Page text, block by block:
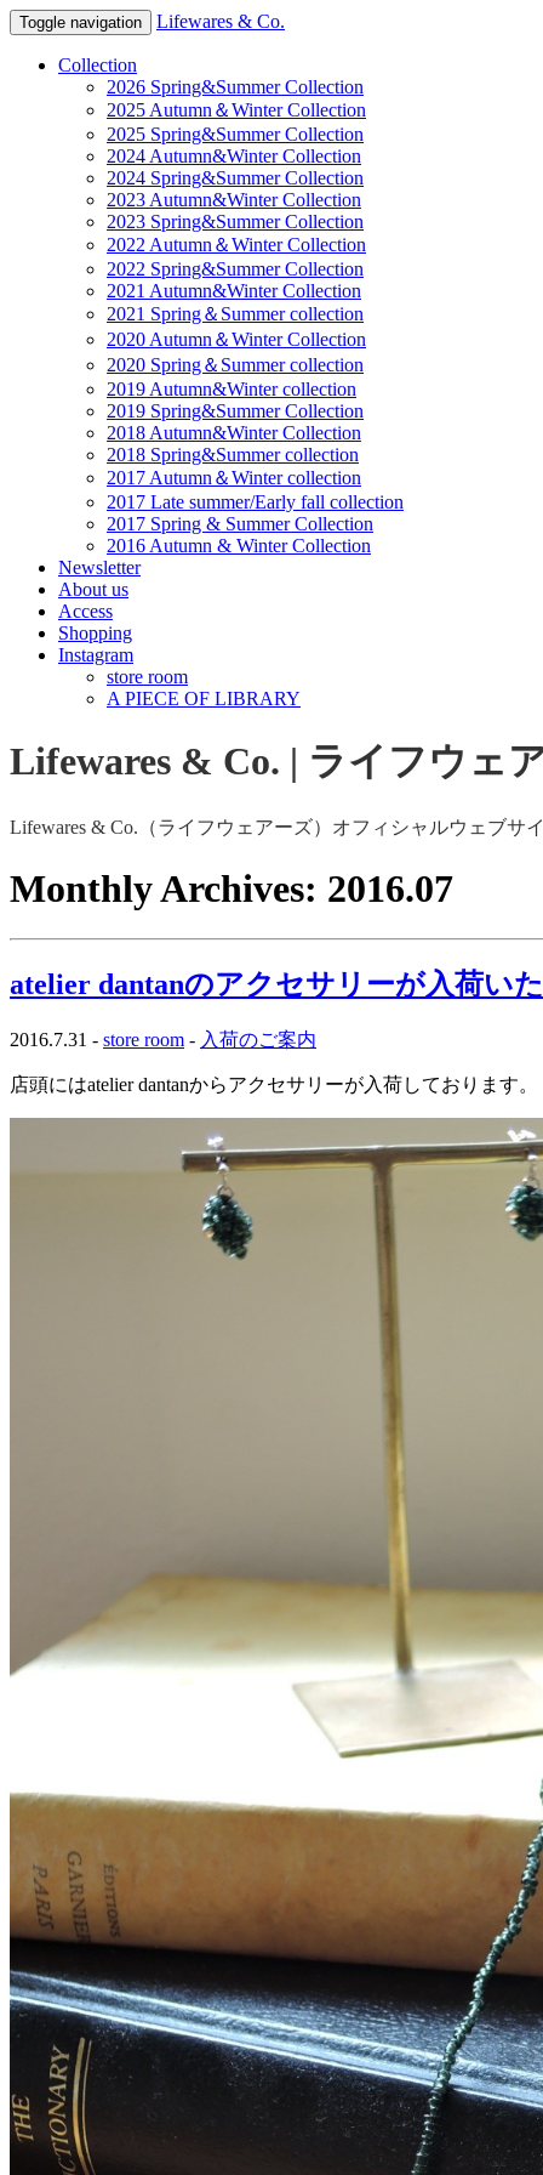
Toggle navigation Lifewares & Co.
Collection
2026 Spring&Summer Collection
2025 Autumn＆Winter Collection
2025 Spring&Summer Collection
2024 Autumn&Winter Collection
2024 Spring&Summer Collection
2023 Autumn&Winter Collection
2023 Spring&Summer Collection
2022 Autumn＆Winter Collection
2022 Spring&Summer Collection
2021 Autumn&Winter Collection
2021 Spring＆Summer collection
2020 Autumn＆Winter Collection
2020 Spring＆Summer collection
2019 Autumn&Winter collection
2019 Spring&Summer Collection
2018 Autumn&Winter Collection
2018 Spring&Summer collection
2017 Autumn＆Winter collection
2017 Late summer/Early fall collection
2017 Spring & Summer Collection
2016 Autumn & Winter Collection
Newsletter
About us
Access
Shopping
Instagram
store room
A PIECE OF LIBRARY
Lifewares & Co. | ライフウェ
Lifewares & Co.（ライフウェアーズ）オフィシャルウェブサ
Monthly Archives: 2016.07
atelier dantanのアクセサリーが入荷い
2016.7.31 - store room - 入荷のご案内
店頭にはatelier dantanからアクセサリーが入荷しております。